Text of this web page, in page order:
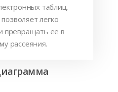
таблиц.
легко
превращать ее в
рассеяния.